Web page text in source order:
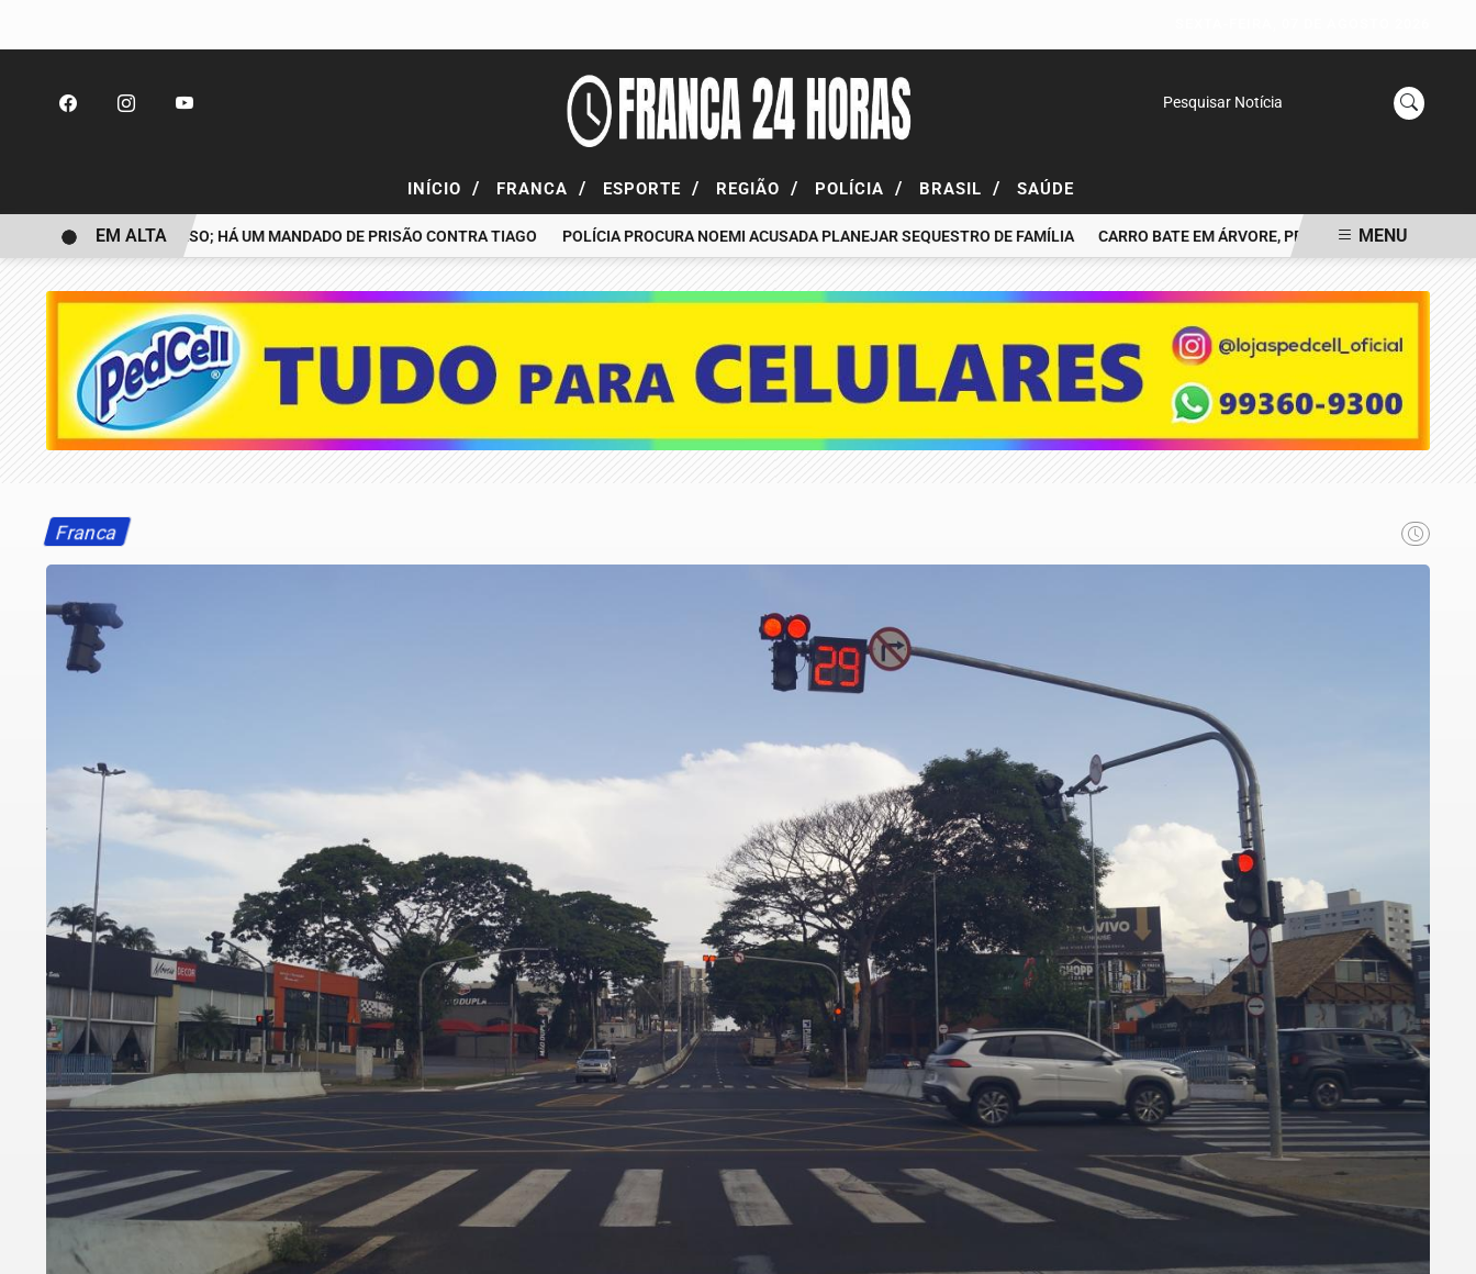
Pesquisar Notícia
INÍCIO / FRANCA / ESPORTE / REGIÃO / POLÍCIA / BRASIL / SAÚDE
É PRESO; HÁ UM MANDADO DE PRISÃO CONTRA TIAGO POLÍCIA PROCURA NOEMI ACUSADA PLANEJAR SEQUESTRO DE FAMÍLIA CARRO BATE EM ÁRVORE, PEGA FOGO E MOTORISTA
EM ALTA MENU
Franca